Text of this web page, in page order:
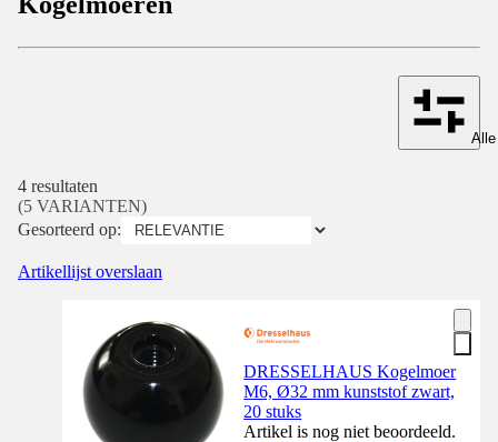
4 resultaten
(5 VARIANTEN)
Gesorteerd op:
Artikellijst overslaan
DRESSELHAUS Kogelmoer
M6, Ø32 mm kunststof zwart,
20 stuks
Artikel is nog niet beoordeeld.